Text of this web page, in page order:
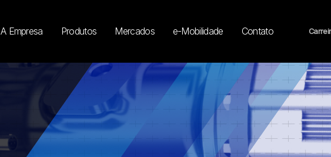
A Empresa Produtos Mercados e-Mobilidade Contato